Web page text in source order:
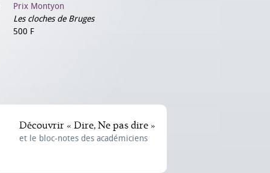
Prix Montyon
Les cloches de Bruges
500 F
Découvrir « Dire, Ne pas dire »
et le bloc-notes des académiciens